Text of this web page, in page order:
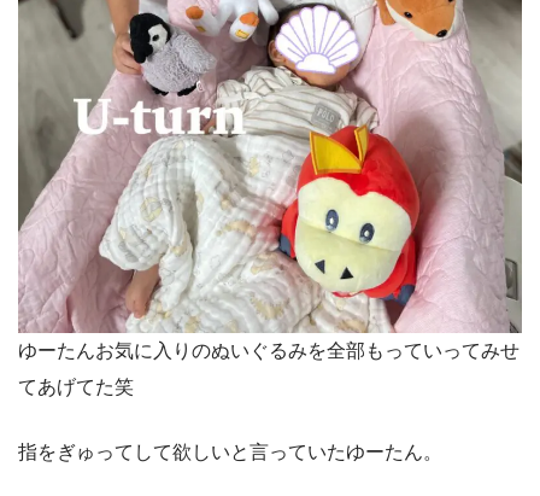
ゆーたんお気に入りのぬいぐるみを全部もっていってみせ
てあげてた笑
指をぎゅってして欲しいと言っていたゆーたん。